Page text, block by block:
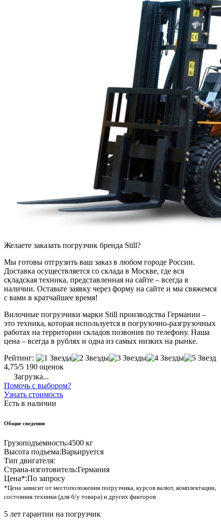
Желаете заказать погрузчик бренда Still?
Мы готовы отгрузить ваш заказ в любом городе России.
Доставка осуществляется со склада в Москве, где вся
складская техника, представленная на сайте – всегда в
наличии. Оставьте заявку через форму на сайте и мы свяжемся
с вами в кратчайшее время!
Вилочные погрузчики марки Still производства Германии –
это техника, которая используется в погрузочно-разгрузочных
работах на территории складов позвонив по телефону. Наша
цена – всегда в рублях и одна из самых низких на рынке.
Рейтинг:
4,75/5 190 оценок
Загрузка...
Помочь с выбором?
Узнать стоимость
Есть в наличии
Общие сведения
Грузоподъемность:4500 кг
Высота подъема:Варьируется
Тип двигателя:
Страна-изготовитель:Германия
Цена*:По запросу
*Цена зависит от местоположения погрузчика, курсов валют, комплектации,
состояния техники (для б/у товара) и других факторов
5 лет гарантии на погрузчик